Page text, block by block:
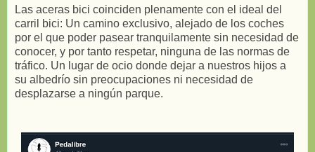
Las aceras bici coinciden plenamente con el ideal del
carril bici: Un camino exclusivo, alejado de los coches
por el que poder pasear tranquilamente sin necesidad de
conocer, y por tanto respetar, ninguna de las normas de
tráfico. Un lugar de ocio donde dejar a nuestros hijos a
su albedrío sin preocupaciones ni necesidad de
desplazarse a ningún parque.